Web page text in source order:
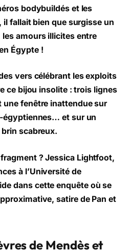
bodybuildés et les
fallait bien que surgisse un
amours illicites entre
Égypte !
vers célébrant les exploits
ce bijou insolite : trois lignes
fenêtre inattendue sur
égyptiennes… et sur un
scabreux.
? Jessica Lightfoot,
à l’Université de
dans cette enquête où se
satire de Pan et
de Mendès et